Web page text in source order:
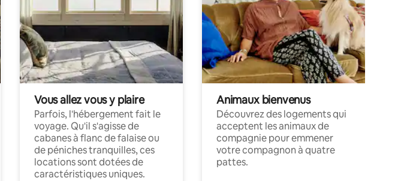
Vous allez vous y plaire
Parfois, l'hébergement fait le
voyage. Qu'il s'agisse de
cabanes à flanc de falaise ou
de péniches tranquilles, ces
locations sont dotées de
caractéristiques uniques.
Animaux bienvenus
Découvrez des logements qui
acceptent les animaux de
compagnie pour emmener
votre compagnon à quatre
pattes.